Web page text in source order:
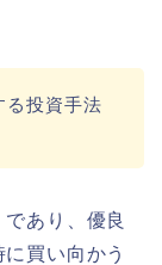
る投資手法
あり、優良
買い向かう